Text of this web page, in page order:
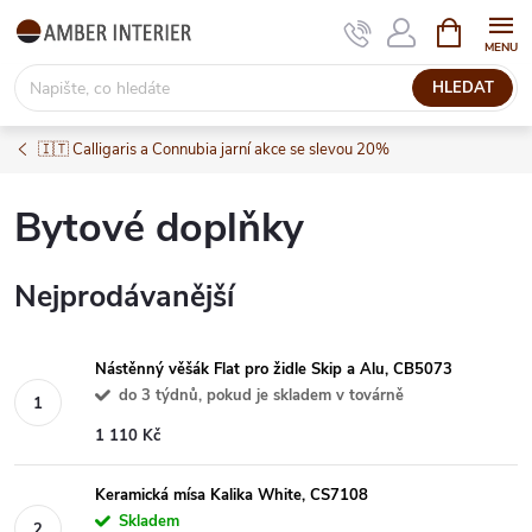
Přejít
obsah
HLEDAT
NÁKUPNÍ
KOŠÍK
🇮🇹 Calligaris a Connubia jarní akce se slevou 20%
Bytové doplňky
Nejprodávanější
Nástěnný věšák Flat pro židle Skip a Alu, CB5073
do 3 týdnů, pokud je skladem v továrně
1 110 Kč
Keramická mísa Kalika White, CS7108
Skladem